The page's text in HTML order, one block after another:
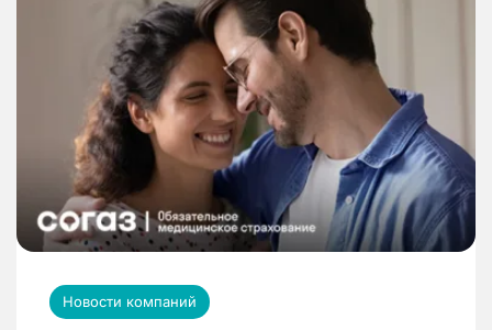
Новости компаний